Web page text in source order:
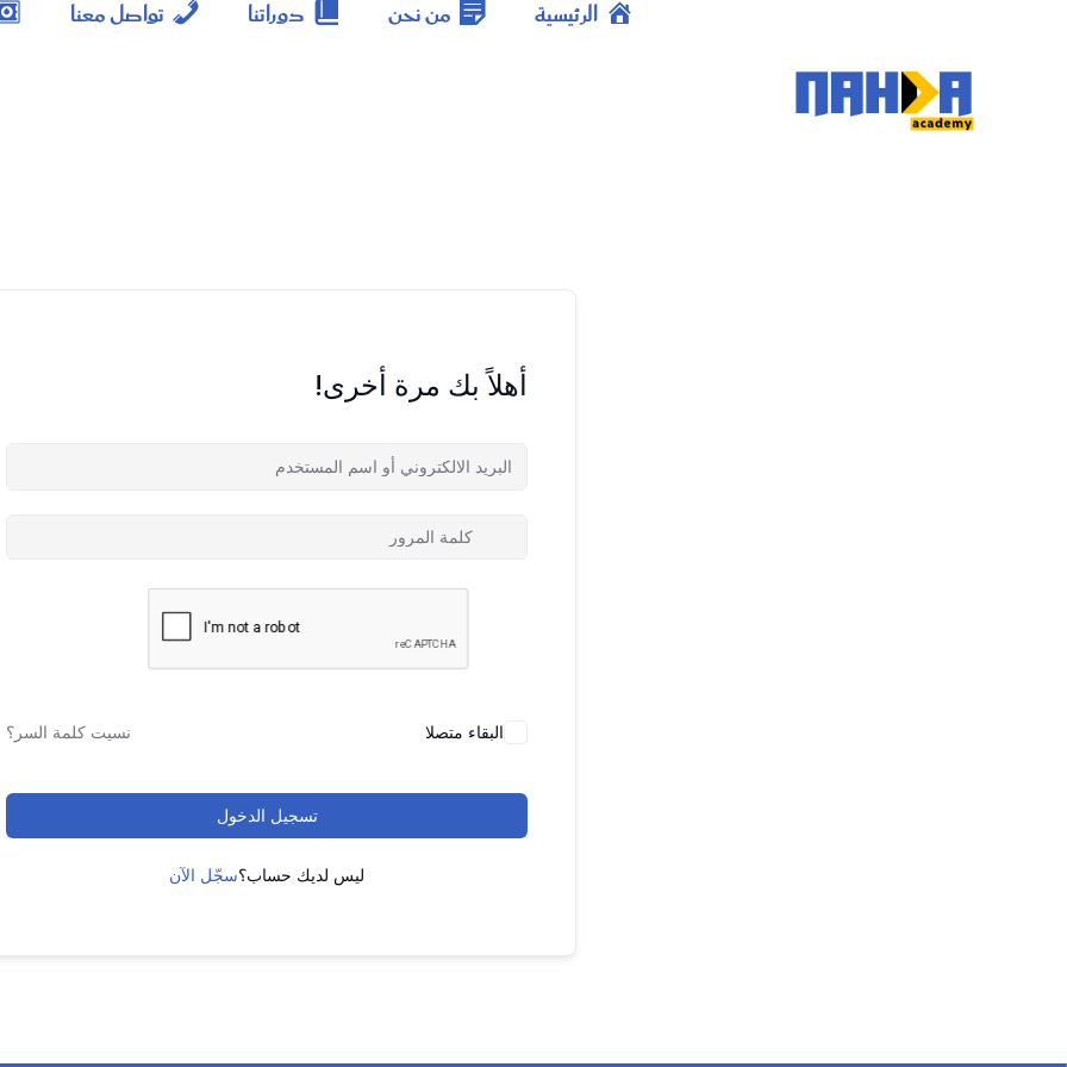
الرئيسية من نحن دوراتنا تواصل معنا
أهلاً بك مرة أخرى!
البقاء متصلا نسيت كلمة السر؟
تسجيل الدخول
ليس لديك حساب؟سجّل الآن